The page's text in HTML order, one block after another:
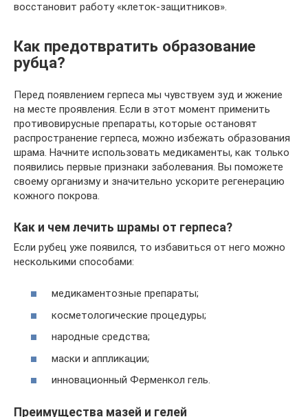
восстановит работу «клеток-защитников».
Как предотвратить образование
рубца?
Перед появлением герпеса мы чувствуем зуд и жжение
на месте проявления. Если в этот момент применить
противовирусные препараты, которые остановят
распространение герпеса, можно избежать образования
шрама. Начните использовать медикаменты, как только
появились первые признаки заболевания. Вы поможете
своему организму и значительно ускорите регенерацию
кожного покрова.
Как и чем лечить шрамы от герпеса?
Если рубец уже появился, то избавиться от него можно
несколькими способами:
медикаментозные препараты;
косметологические процедуры;
народные средства;
маски и аппликации;
инновационный Ферменкол гель.
Преимущества мазей и гелей